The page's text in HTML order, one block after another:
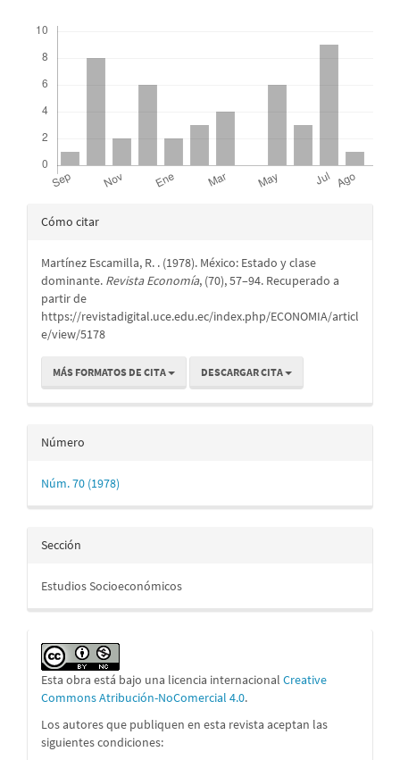
Detalles
artículo
Cómo citar
Martínez Escamilla, R. . (1978). México: Estado y clase
dominante. Revista Economía, (70), 57–94. Recuperado a
partir de
https://revistadigital.uce.edu.ec/index.php/ECONOMIA/articl
e/view/5178
MÁS FORMATOS DE CITA DESCARGAR CITA
Número
Núm. 70 (1978)
Sección
Estudios Socioeconómicos
Esta obra está bajo una licencia internacional Creative
Commons Atribución-NoComercial 4.0.
Los autores que publiquen en esta revista aceptan las
siguientes condiciones: